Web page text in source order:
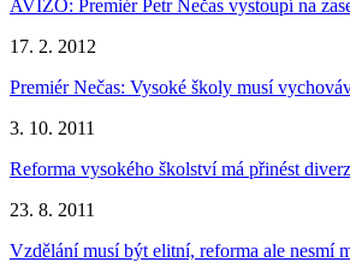
AVÍZO: Premiér Petr Nečas vystoupí na
17. 2. 2012
Premiér Nečas: Vysoké školy musí
3. 10. 2011
Reforma vysokého školství má přinést
23. 8. 2011
Vzdělání musí být elitní, reforma ale nesmí